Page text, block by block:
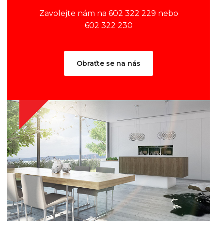
Zavolejte nám na 602 322 229 nebo
602 322 230
Obraťte se na nás